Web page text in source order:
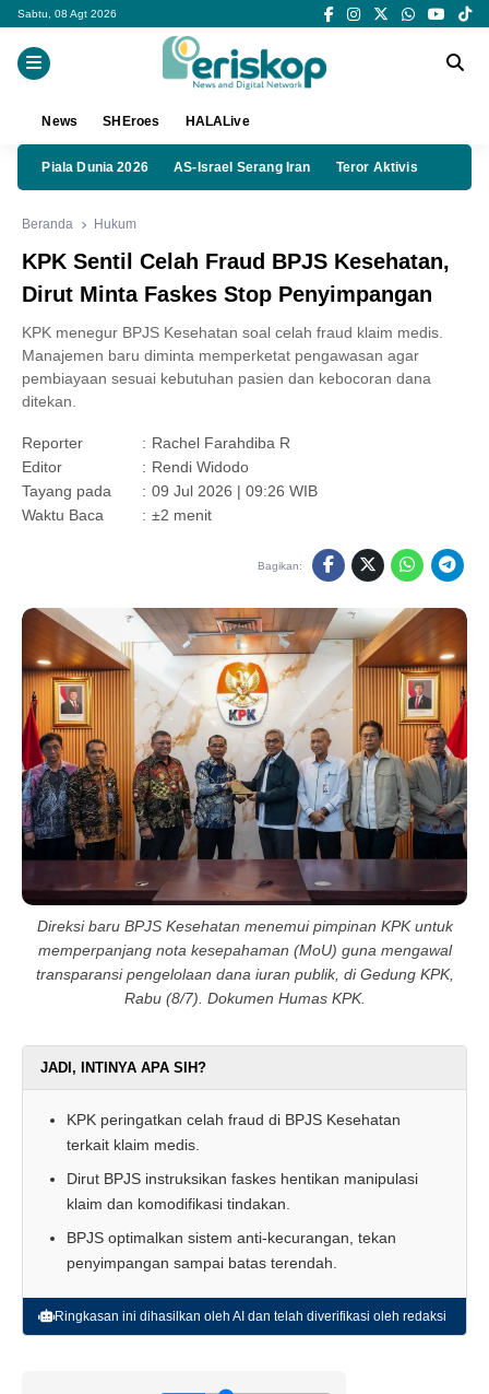
Sabtu, 08 Agt 2026
News SHEroes HALALive
Piala Dunia 2026 AS-Israel Serang Iran Teror Aktivis
Beranda Hukum
KPK Sentil Celah Fraud BPJS Kesehatan,
Dirut Minta Faskes Stop Penyimpangan
KPK menegur BPJS Kesehatan soal celah fraud klaim medis.
Manajemen baru diminta memperketat pengawasan agar
pembiayaan sesuai kebutuhan pasien dan kebocoran dana
ditekan.
Reporter : Rachel Farahdiba R
Editor
: Rendi Widodo
Tayang pada
: 09 Jul 2026 | 09:26 WIB
Waktu Baca
: ±2 menit
Bagikan:
Direksi baru BPJS Kesehatan menemui pimpinan KPK untuk
memperpanjang nota kesepahaman (MoU) guna mengawal
transparansi pengelolaan dana iuran publik, di Gedung KPK,
Rabu (8/7). Dokumen Humas KPK.
JADI, INTINYA APA SIH?
KPK peringatkan celah fraud di BPJS Kesehatan
terkait klaim medis.
Dirut BPJS instruksikan faskes hentikan manipulasi
klaim dan komodifikasi tindakan.
BPJS optimalkan sistem anti-kecurangan, tekan
penyimpangan sampai batas terendah.
Ringkasan ini dihasilkan oleh AI dan telah diverifikasi oleh redaksi